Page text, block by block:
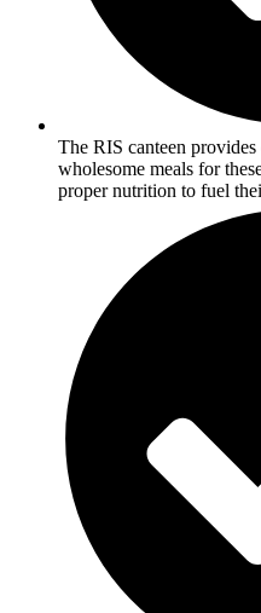
The RIS canteen
wholesome meals for
proper nutrition to fuel